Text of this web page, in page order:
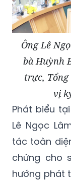
Ông Lê
bà Huỳnh
trực, Tổng
vị
Phát biểu
Lê Ngọc
tác toàn
chứng cho
hướng phát